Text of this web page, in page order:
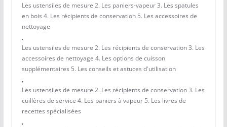
Les ustensiles de mesure 2. Les paniers-vapeur 3. Les spatules
en bois 4. Les récipients de conservation 5. Les accessoires de
nettoyage
,
Les ustensiles de mesure 2. Les récipients de conservation 3. Les
accessoires de nettoyage 4. Les options de cuisson
supplémentaires 5. Les conseils et astuces d'utilisation
,
Les ustensiles de mesure 2. Les récipients de conservation 3. Les
cuillères de service 4. Les paniers à vapeur 5. Les livres de
recettes spécialisées
,